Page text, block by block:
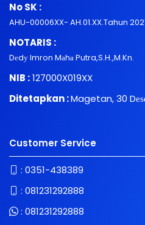
No SK :
AHU-00006XX- AH.01.XX.Tahun
NOTARIS :
Dеdу Imron Mаhа Putra,S.H.,M.Kn.
NIB :127000X019XX
Ditetapkan :Magetan, 30
Customer Service
: 0351-438389
: 081231292888
: 081231292888